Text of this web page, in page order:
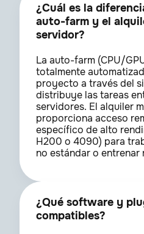
¿Cuál es la
auto-farm y el
servidor?
La auto-farm (CPU/
totalmente
proyecto a través del
distribuye las tareas
servidores. El alquiler
proporciona acceso
específico de alto
H200 o 4090) para
no estándar o entrenar
¿Qué software y
compatibles?